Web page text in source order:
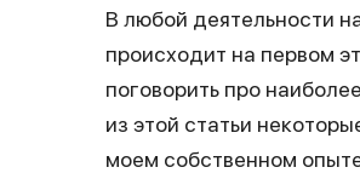
В любой деятельности
происходит на первом
поговорить про
из этой статьи
моем собственном